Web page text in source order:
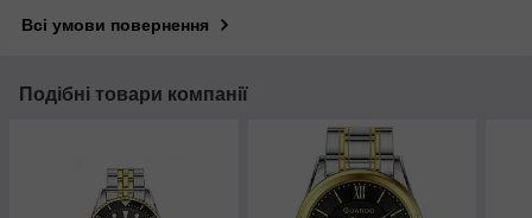
Всі умови повернення
Подібні товари компанії